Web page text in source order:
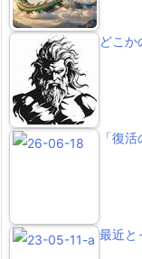
どこか
「復
最近と